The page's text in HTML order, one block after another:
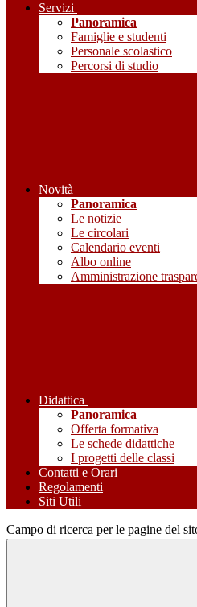
Servizi
Panoramica
Famiglie e studenti
Personale scolastico
Percorsi di studio
Novità
Panoramica
Le notizie
Le circolari
Calendario eventi
Albo online
Amministrazione
Didattica
Panoramica
Offerta formativa
Le schede didattiche
I progetti delle classi
Contatti e Orari
Regolamenti
Siti Utili
Campo di ricerca per le pagine del